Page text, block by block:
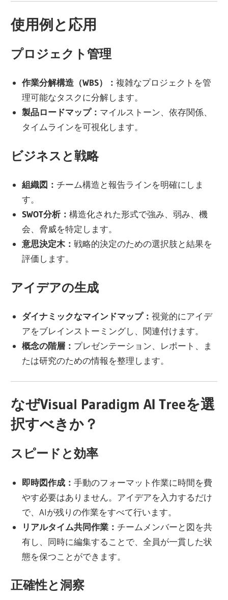
使用例と応用
プロジェクト管理
作業分解構造（WBS）： 複雑なプロジェクトを管
理可能なタスクに分解します。
製品ロードマップ： マイルストーン、依存関係、
タイムラインを可視化します。
ビジネスと戦略
組織図： チーム構造と報告ラインを明確にしま
す。
SWOT分析： 構造化された形式で強み、弱み、機
会、脅威を特定します。
意思決定木： 戦略的決定のための選択肢と結果を
評価します。
アイデアの生成
ダイナミックなマインドマップ： 視覚的にアイデ
アをブレインストーミングし、関連付けます。
概念の階層： プレゼンテーション、レポート、ま
たは研究のための情報を整理します。
なぜVisual Paradigm AI Treeを選
択すべきか？
スピードと効率
即時図作成： 手動のフォーマット作業に時間を費
やす必要はありません。アイデアを入力するだけ
で、AIが残りの作業をすべて行います。
リアルタイム共同作業： チームメンバーと図を共
有し、同時に編集することで、全員が一貫した状
態を保つことができます。
正確性と洞察